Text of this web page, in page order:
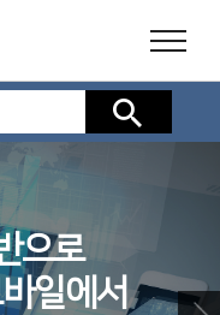
검색
으로
일에서